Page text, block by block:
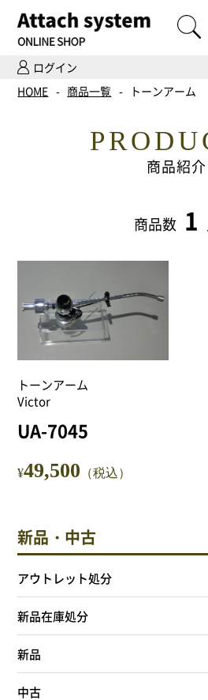
ログイン
HOME
Hi-Fiオーディオ試聴
会社案内
NEWS
Attach system公式サイト
会員登録
ご利用ガイド
特定商取引法に基づく表記
会員規約
プライバシーポリシー
HOME 商品一覧 トーンアーム
商品紹介
商品数 1
トーンアーム
Victor
UA-7045
¥49,500 （税込）
新品・中古
アウトレット処分
新品在庫処分
新品
中古